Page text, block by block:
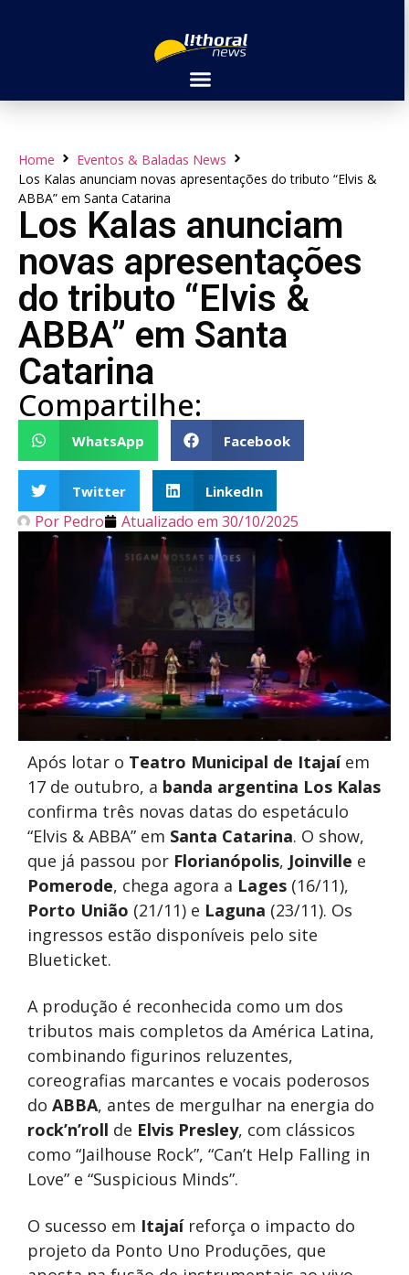
Home
Eventos & Baladas News
Los Kalas anunciam novas apresentações do tributo “Elvis &
ABBA” em Santa Catarina
Los Kalas anunciam
novas apresentações
do tributo “Elvis &
ABBA” em Santa
Catarina
Compartilhe:
WhatsApp Facebook
Twitter LinkedIn
Por Pedro Atualizado em 30/10/2025
Após lotar o Teatro Municipal de Itajaíem
17 de outubro, a banda argentina Los Kalas
confirma três novas datas do espetáculo
“Elvis & ABBA” em Santa Catarina. O show,
que já passou por Florianópolis, Joinville e
Pomerode, chega agora a Lages (16/11),
Porto União (21/11) e Laguna (23/11). Os
ingressos estão disponíveis pelo site
Blueticket.
A produção é reconhecida como um dos
tributos mais completos da América Latina,
combinando figurinos reluzentes,
coreografias marcantes e vocais poderosos
do ABBA, antes de mergulhar na energia do
rock’n’roll de Elvis Presley, com clássicos
como “Jailhouse Rock”, “Can’t Help Falling in
Love” e “Suspicious Minds”.
O sucesso em Itajaíreforça o impacto do
projeto da Ponto Uno Produções, que